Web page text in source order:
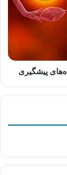
پیشگیری